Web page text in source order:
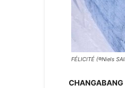
FÉLICITÉ (®Niels
CHANGABANG